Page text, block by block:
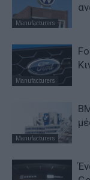
Manufacturers
Manufacturers
Manufacturers